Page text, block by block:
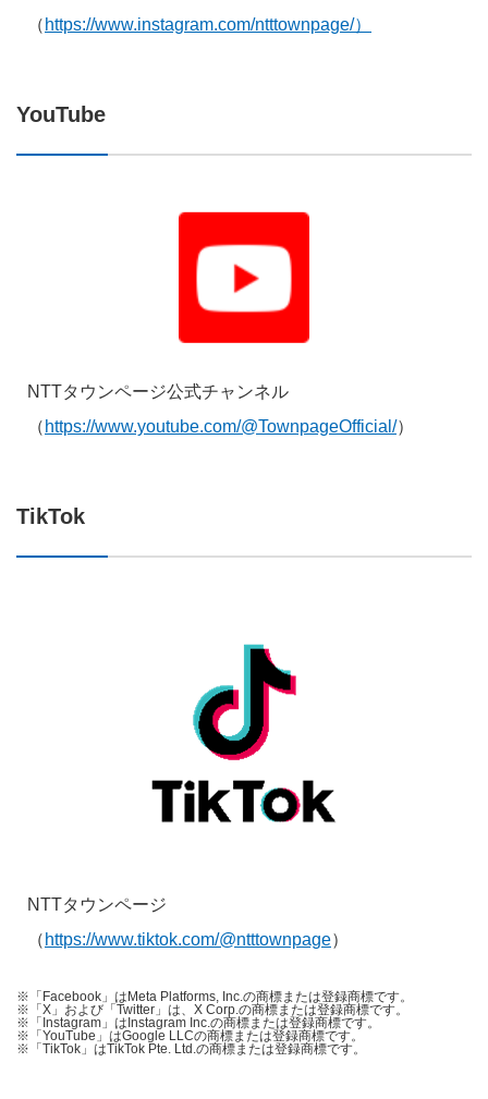
（ https://www.instagram.com/ntttownpage/）
YouTube
NTTタウンページ公式チャンネル
（ https://www.youtube.com/@TownpageOfficial/）
TikTok
NTTタウンページ
（ https://www.tiktok.com/@ntttownpage）
※「Facebook」はMeta Platforms, Inc.の商標または登録商標です。
※「X」および「Twitter」は、X Corp.の商標または登録商標です。
※「Instagram」はInstagram Inc.の商標または登録商標です。
※「YouTube」はGoogle LLCの商標または登録商標です。
※「TikTok」はTikTok Pte. Ltd.の商標または登録商標です。